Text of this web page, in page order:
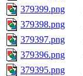
379399.png
379398.png
379397.png
379396.png
379395.png